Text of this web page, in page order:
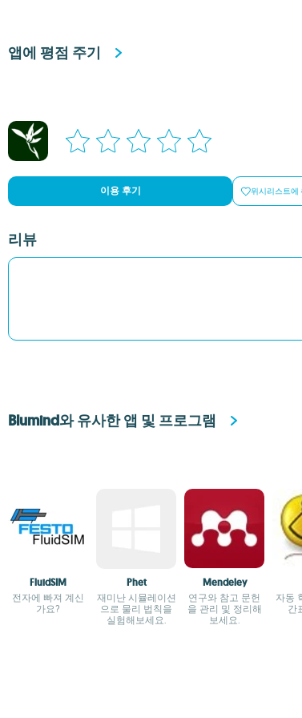
앱에 평점 주기
이용 후기 위시리스트에
리뷰
Blumind와 유사한 앱 및 프로그램
FluidSIM
전자에 빠져 계신
가요?
Phet
재미난 시뮬레이션
으로 물리 법칙을
실험해보세요.
Mendeley
연구와 참고 문헌
을 관리 및 정리해
보세요.
자동
간